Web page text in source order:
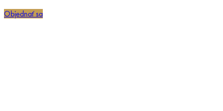
Objednať sa